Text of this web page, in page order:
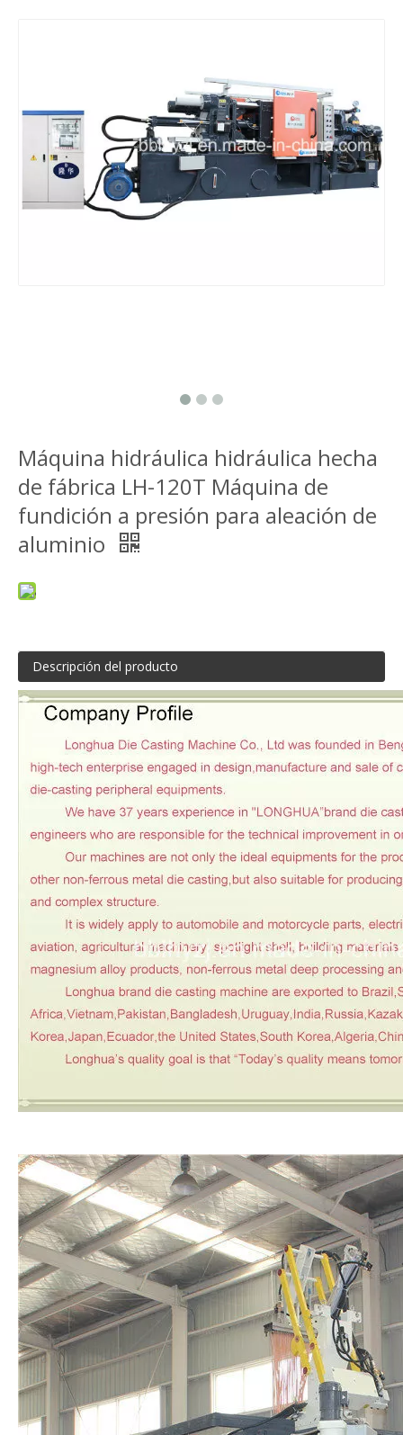
Máquina hidráulica hidráulica hecha
de fábrica LH-120T Máquina de
fundición a presión para aleación de
aluminio
Descripción del producto